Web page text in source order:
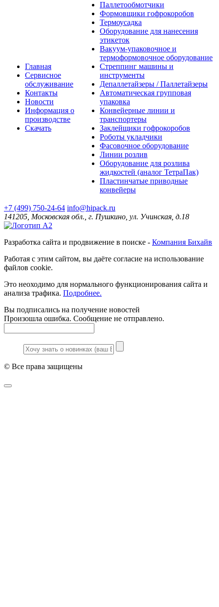
Главная
Сервисное
обслуживание
Контакты
Новости
Информация о
производстве
Скачать
Паллетообмотчики
Формовщики гофрокоробов
Термоусадка
Оборудование для нанесения
этикеток
Вакуум-упаковочное и
термоформовочное оборудование
Стреппинг машины и
инструменты
Депаллетайзеры / Паллетайзеры
Автоматическая групповая
упаковка
Конвейерные линии и
транспортеры
Заклейщики гофрокоробов
Роботы укладчики
Фасовочное оборудование
Линии розлив
Оборудование для розлива
жидкостей (аналог ТетраПак)
Пластинчатые приводные
конвейеры
+7 (499) 750-24-64 info@hipack.ru
141205, Московская обл., г. Пушкино, ул. Учинская, д.18
Разработка сайта и продвижение в поиске - Компания Бихайв
Работая с этим сайтом, вы даёте согласие на использование
файлов cookie.
Это неоходимо для нормального функционирования сайта и
анализа трафика. Подробнее.
Вы подписались на получение новостей
Произошла ошибка. Сообщение не отправлено.
© Все права защищены